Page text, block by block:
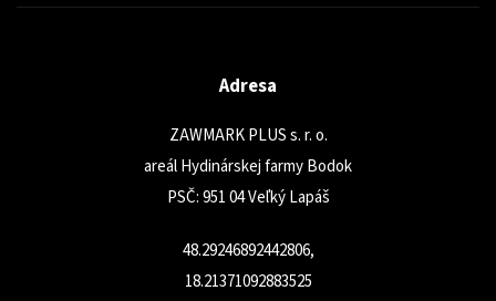
Adresa
ZAWMARK PLUS s. r. o.
areál Hydinárskej farmy Bodok
PSČ: 951 04 Veľký Lapáš
48.29246892442806,
18.21371092883525